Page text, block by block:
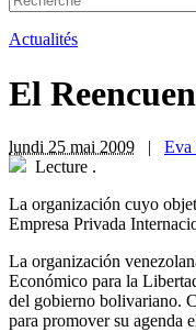
Actualités
El
lundi 25 mai 2009 | Eva
Lecture .
La organización cuyo
Empresa Privada
La organización
Económico para la
del gobierno bolivariano.
para promover su agenda